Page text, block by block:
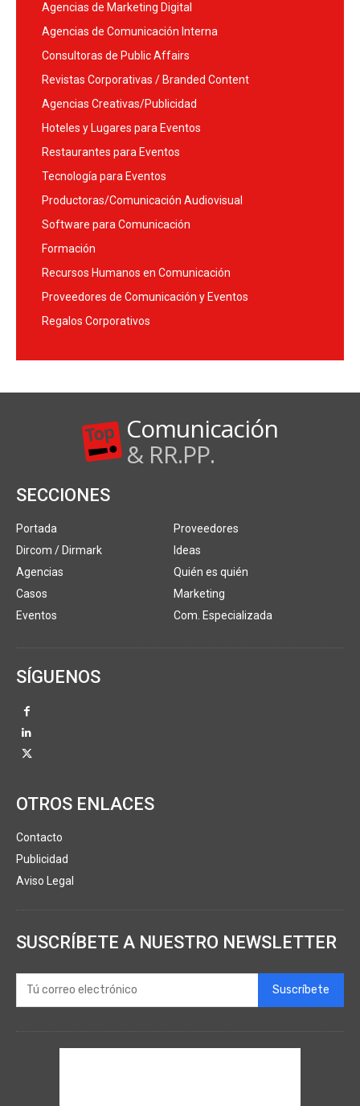
Agencias de Marketing Digital
Agencias de Comunicación Interna
Consultoras de Public Affairs
Revistas Corporativas / Branded Content
Agencias Creativas/Publicidad
Hoteles y Lugares para Eventos
Restaurantes para Eventos
Tecnología para Eventos
Productoras/Comunicación Audiovisual
Software para Comunicación
Formación
Recursos Humanos en Comunicación
Proveedores de Comunicación y Eventos
Regalos Corporativos
Comunicación
& RR.PP.
SECCIONES
Portada
Dircom / Dirmark
Agencias
Casos
Eventos
Proveedores
Ideas
Quién es quién
Marketing
Com. Especializada
SÍGUENOS
OTROS ENLACES
Contacto
Publicidad
Aviso Legal
SUSCRÍBETE A NUESTRO NEWSLETTER
Suscríbete